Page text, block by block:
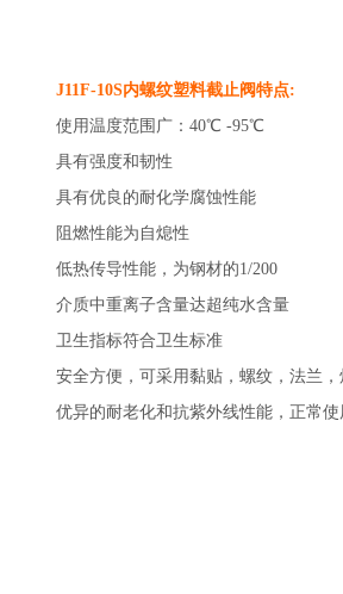
J11F-10S内螺纹塑料截止阀特点:
使用温度范围广：40℃ -95℃
具有强度和韧性
具有优良的耐化学腐蚀性能
阻燃性能为自熄性
低热传导性能，为钢材的1/200
介质中重离子含量达超纯水含量
卫生指标符合卫生标准
安全方便，可采用黏贴，螺纹，法兰
优异的耐老化和抗紫外线性能，正常